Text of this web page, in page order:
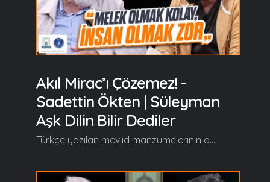
Akıl Mirac’ı Çözemez! -
Sadettin Ökten | Süleyman
Aşk Dilin Bilir Dediler
Türkçe yazılan mevlid manzumelerinin arasında özel bir yere sahip olan, Süleyman Çelebi’nin aşkla kaleme aldığı Vesîlet’ün Necât (Mevlid-i Şerif) eserini Prof. Dr. Sadeddin Ökten’le birlikte "Süleyman Aşk Dilin Bilir Dediler" programında hem okuyup hem de şerh ediyoruz… Süleyman Aşk Dilin Bilir Dediler'in yeni bölümünde başlıca şunlar konuşuldu; Serdar Tuncer: "Enbiyâ ervâhı hâzır geldiler Mustafâ'ya cümle izzet kıldılar Enbiyâ ervâhına erdi nidâ Kim kılalar Mustafâ'ya iktidâ Anda Ahmed bunlara oldu imâm Enbiyâ rûhu ana uydu tamâm İki rek'at kıldı Aksâ'da namâz Öyle emretmişdi ol bî-niyâz Çün namâzı kılıben döndü Resûl Geldi Sahrâ taşına kıldı duhûl Gördüler nûrdan urulmuş nerdübân Bil oradan oldular göğe revân" Böyle devam ediyor gidiyor... :) Sadeddin Ökten: Sıra bana mı geldi şimdi? :) Ben çok severdim Miraç Bahrini. Dayılarım Mevlid okurken beni de böyle çok duygulandırırdı... "Söyleşirken Cebrâil ile kelâm Geldi Refref önüne verdi selâm Aldı ol şâh-ı cihânı ol zamân Sidre’den gitti ve götürdü hemân" Sidre'ye kadar olan kısım akıl ile izah edilen dünya ondan sonra mavera başlıyor, dünyanın ötesi başlıyor. Böyle gidiyor hadise... Bu programa başlamadan iki dakika önce sizinle konuşurken merhum pederden açıldı konu. O böyle bazı beyitler okurdu biz de dinlerdik, hoşumuza da giderdi. Ben vefatından sonra rastladım ki... Devamı videoda... Gelin, Beraber Yürüyelim...